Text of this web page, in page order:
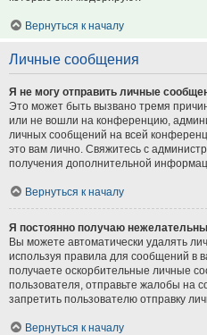
Вернуться к началу
Личные сообщения
Я не могу отправить личные
Это может быть вызвано тремя
или не вошли на конференцию,
личных сообщений на всей
это вам лично. Свяжитесь с
получения дополнительной
Вернуться к началу
Я постоянно получаю
Вы можете автоматически удалять
используя правила для сообщений в
получаете оскорбительные личные
пользователя, отправьте жалобы на
запретить пользователю отправку
Вернуться к началу